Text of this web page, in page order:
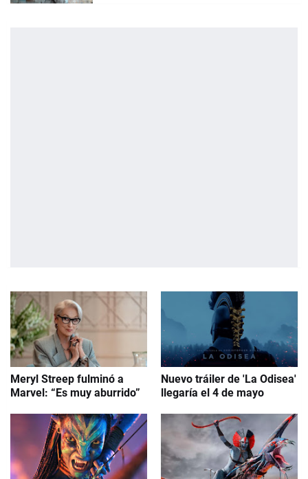
Meryl Streep fulminó a
Marvel: “Es muy aburrido”
Nuevo tráiler de 'La Odisea'
llegaría el 4 de mayo